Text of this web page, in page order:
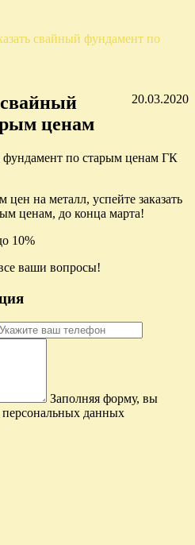
свайный фундамент по
20.03.2020
свайный
ценам
на металл, успейте заказать
ценам, до конца марта!
10%
ваши вопросы!
Заполняя форму, вы
персональных данных